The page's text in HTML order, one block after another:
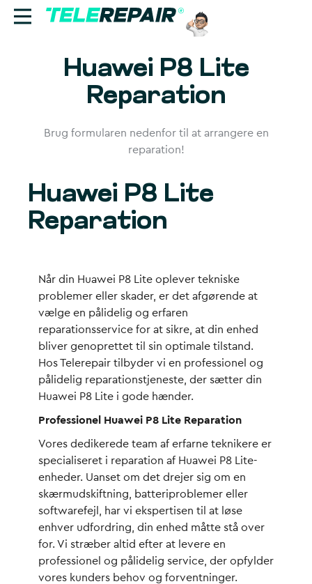
Reparation
Find butik
Ring til os:
+45 70 60 55 90
Huawei P8 Lite
Reparation
Brug formularen nedenfor til at arrangere en
reparation!
Huawei P8 Lite
Reparation
Når din Huawei P8 Lite oplever tekniske
problemer eller skader, er det afgørende at
vælge en pålidelig og erfaren
reparationsservice for at sikre, at din enhed
bliver genoprettet til sin optimale tilstand.
Hos Telerepair tilbyder vi en professionel og
pålidelig reparationstjeneste, der sætter din
Huawei P8 Lite i gode hænder.
Professionel Huawei P8 Lite Reparation
Vores dedikerede team af erfarne teknikere er
specialiseret i reparation af Huawei P8 Lite-
enheder. Uanset om det drejer sig om en
skærmudskiftning, batteriproblemer eller
softwarefejl, har vi ekspertisen til at løse
enhver udfordring, din enhed måtte stå over
for. Vi stræber altid efter at levere en
professionel og pålidelig service, der opfylder
vores kunders behov og forventninger.